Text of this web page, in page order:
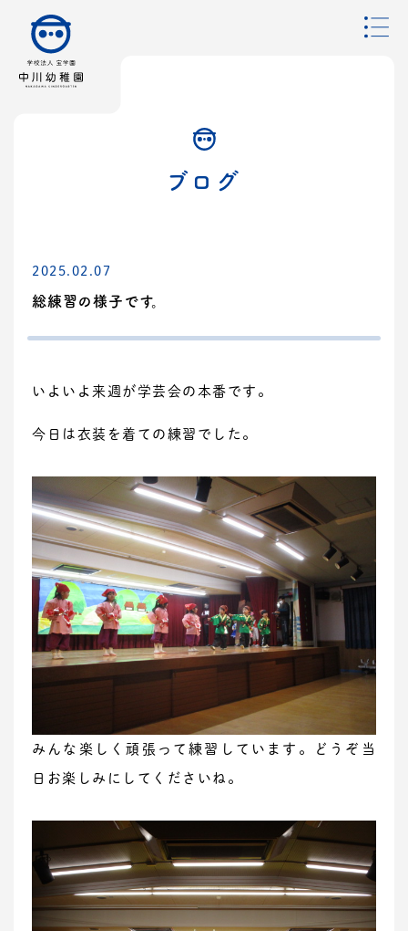
ブログ
2025.02.07
総練習の様子です。
いよいよ来週が学芸会の本番です。
今日は衣装を着ての練習でした。
みんな楽しく頑張って練習しています。どうぞ当
日お楽しみにしてくださいね。